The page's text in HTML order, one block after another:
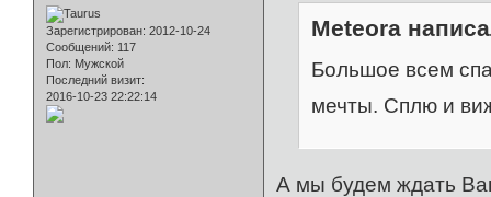
Зарегистрирован: 2012-10-24
Сообщений: 117
Пол: Мужской
Последний визит:
2016-10-23 22:22:14
Meteora
Большое всем
мечты. Сплю и
А мы будем ждать